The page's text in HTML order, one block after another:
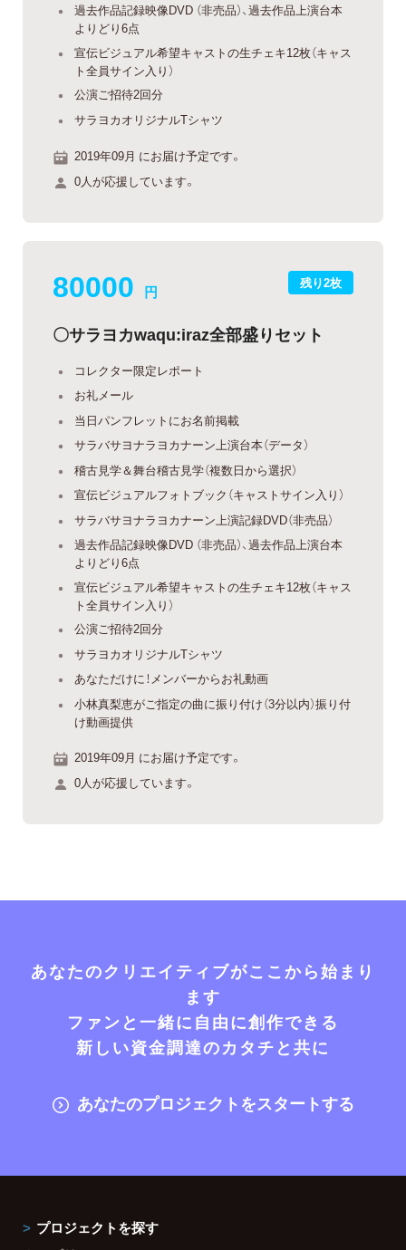
過去作品記録映像DVD （非売品）、過去作品上演台本
よりどり6点
宣伝ビジュアル希望キャストの生チェキ12枚（キャス
ト全員サイン入り）
公演ご招待2回分
サラヨカオリジナルTシャツ
2019年09月 にお届け予定です。
0人が応援しています。
残り2枚
80000 円
〇サラヨカwaqu:iraz全部盛りセット
コレクター限定レポート
お礼メール
当日パンフレットにお名前掲載
サラバサヨナラヨカナーン上演台本（データ）
稽古見学＆舞台稽古見学（複数日から選択）
宣伝ビジュアルフォトブック（キャストサイン入り）
サラバサヨナラヨカナーン上演記録DVD（非売品）
過去作品記録映像DVD （非売品）、過去作品上演台本
よりどり6点
宣伝ビジュアル希望キャストの生チェキ12枚（キャス
ト全員サイン入り）
公演ご招待2回分
サラヨカオリジナルTシャツ
あなただけに！メンバーからお礼動画
小林真梨恵がご指定の曲に振り付け（3分以内）振り付
け動画提供
2019年09月 にお届け予定です。
0人が応援しています。
あなたのクリエイティブがここから始まり
ます
ファンと一緒に自由に創作できる
新しい資金調達のカタチと共に
あなたのプロジェクトをスタートする
プロジェクトを探す